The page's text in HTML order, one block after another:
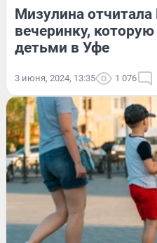
Мизулина отчитала
вечеринку,
детьми в Уфе
3 июня, 2024, 13:35 1 076